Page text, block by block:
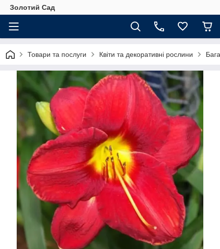
Золотий Сад
Товари та послуги Квіти та декоративні рослини